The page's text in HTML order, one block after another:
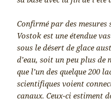
Confirmé par des
Vostok est une étendue
sous le désert de glace
d’eau, soit un peu plus de
que l’un des quelque 200
scientifiques voient
canaux. Ceux-ci estiment